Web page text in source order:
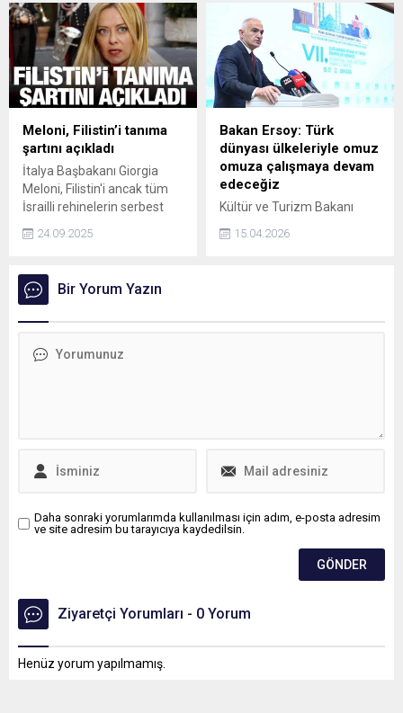
'Türkiye'nin Kadın Girişimcisi
Yarışması' başvuruları 30
Kasım'a kadar uzatıldı. Kadın
girişimcileri
cesaretlendirmeyi odağına
alan yarışma, ilham veren
hikâyelerin geniş kitlelere
ulaşmasını ve rol modellerin
ortaya çıkmasını sağlıyor.
Meloni, Filistin’i tanıma
şartını açıkladı
İtalya Başbakanı Giorgia
Meloni, Filistin'i ancak tüm
İsrailli rehinelerin serbest
yönetimdeki tüm rollerden
tanıyacaklarını ifade etti.
İtalyan muhalefeti ise,
24.09.2025
Bakan Ersoy: Türk
dünyası ülkeleriyle omuz
omuza çalışmaya devam
edeceğiz
Kültür ve Turizm Bakanı
Turizmden kültüre,
15.04.2026
Bir Yorum Yazın
Daha sonraki yorumlarımda kullanılması için adım, e-posta adresim
ve site adresim bu tarayıcıya kaydedilsin.
Ziyaretçi Yorumları - 0 Yorum
Henüz yorum yapılmamış.